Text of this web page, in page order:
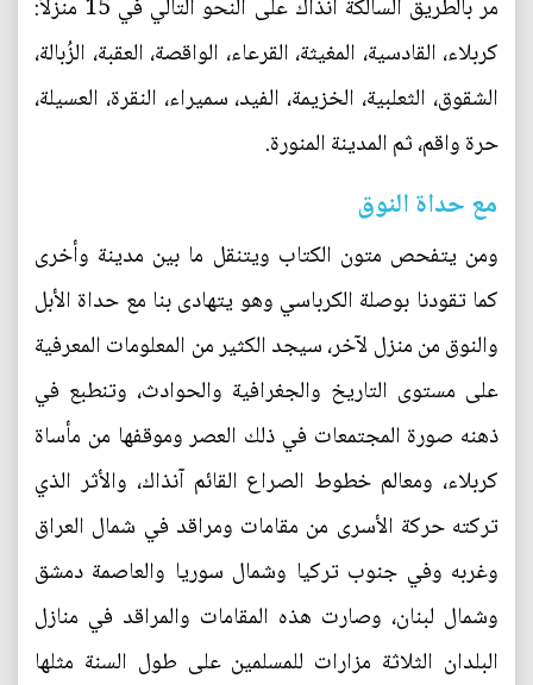
مر بالطريق السالكة آنذاك على النحو التالي في 15 منزلاً:
كربلاء، القادسية، المغيثة، القرعاء، الواقصة، العقبة، الزُبالة،
الشقوق، الثعلبية، الخزيمة، الفيد، سميراء، النقرة، العسيلة،
حرة واقم، ثم المدينة المنورة.
مع حداة النوق
ومن يتفحص متون الكتاب ويتنقل ما بين مدينة وأخرى
كما تقودنا بوصلة الكرباسي وهو يتهادى بنا مع حداة الأبل
والنوق من منزل لآخر، سيجد الكثير من المعلومات المعرفية
على مستوى التاريخ والجغرافية والحوادث، وتنطبع في
ذهنه صورة المجتمعات في ذلك العصر وموقفها من مأساة
كربلاء، ومعالم خطوط الصراع القائم آنذاك، والأثر الذي
تركته حركة الأسرى من مقامات ومراقد في شمال العراق
وغربه وفي جنوب تركيا وشمال سوريا والعاصمة دمشق
وشمال لبنان، وصارت هذه المقامات والمراقد في منازل
البلدان الثلاثة مزارات للمسلمين على طول السنة مثلها